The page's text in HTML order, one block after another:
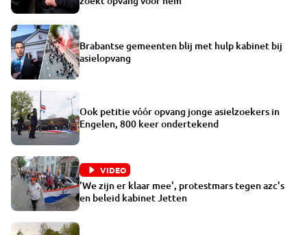
Brabantse gemeenten blij met hulp kabinet bij
asielopvang
Ook petitie vóór opvang jonge asielzoekers in
Engelen, 800 keer ondertekend
VIDEO
'We zijn er klaar mee', protestmars tegen azc's
en beleid kabinet Jetten